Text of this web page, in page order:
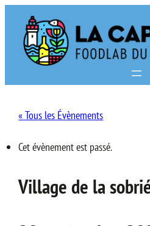
« Tous les Évènements
Cet évènement est passé.
Village de la